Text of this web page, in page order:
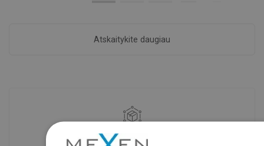
Atskaitykite daugiau
Prekių prieinamumas